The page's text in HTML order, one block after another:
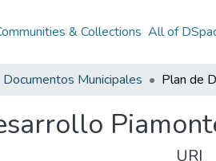
& Collections All of
Documentos Municipales
URI